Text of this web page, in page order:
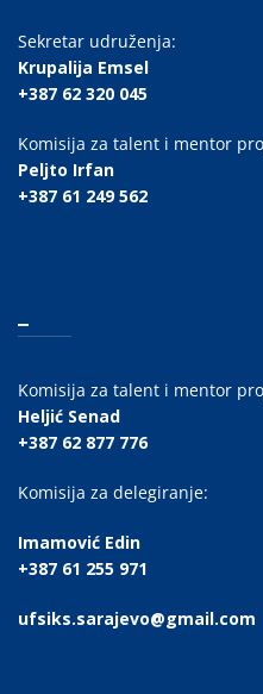
Sekretar udruženja:
Krupalija Emsel
+387 62 320 045
Komisija za talent i mentor
Peljto Irfan
+387 61 249 562
Komisija za talent i mentor
Heljić Senad
+387 62 877 776
Komisija za delegiranje:
Imamović Edin
+387 61 255 971
ufsiks.sarajevo@gmail.com